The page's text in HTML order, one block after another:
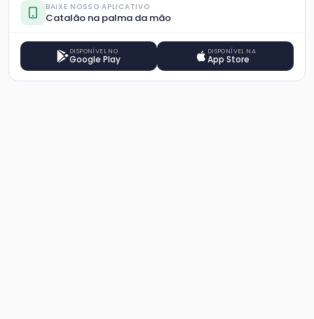
BAIXE NOSSO APLICATIVO
Catalão na palma da mão
DISPONÍVEL NO
Google Play
DISPONÍVEL NA
App Store